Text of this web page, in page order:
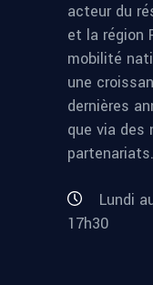
acteur du
et la région
mobilité
une
dernières
que via des
Lundi
17h30